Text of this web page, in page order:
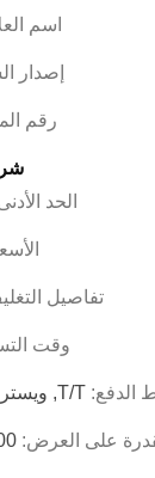
اسم
إصدار
رقم
الحد
تفاصيل
وقت
الدفع: T/T, ويسترن يونيون, , باي بال
على العرض: 5000